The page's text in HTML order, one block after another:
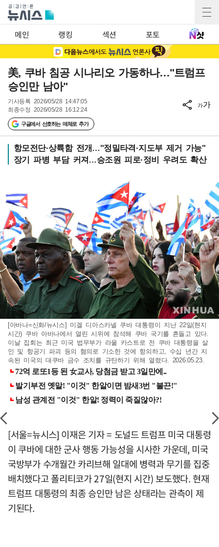
메인 랭킹 섹션 포토
美, 쿠바 침공 시나리오 가동하나…"트럼프
승인만 남아"
기사등록 2026/05/28 14:47:05
최종수정 2026/05/28 16:12:24
구글에서 선호하는 매체로 추가
가가
항모전단·상륙함 전개…"정밀타격·지도부 제거 가능"
장기 파병 부담 커져…승조원 피로·정비 우려도 확산
[아바나=신화/뉴시스] 미겔 디아스카넬 쿠바 대통령이 지난 22일(현지
시간) 쿠바 아바나에서 열린 시위에 참석해 쿠바 국기를 흔들고 있다.
이날 집회는 최근 미국 법무부가 라울 카스트로 전 쿠바 대통령을 살
인 및 항공기 파괴 등의 혐의로 기소한 것에 항의하고, 수십 년간 지
속된 미국의 대쿠바 금수 조치를 규탄하기 위해 열렸다. 2026.05.23.
[서울=뉴시스] 이재은 기자 = 도널드 트럼프 미국 대통령
이 쿠바에 대한 군사 행동 가능성을 시사한 가운데, 미국
국방부가 수개월간 카리브해 일대에 병력과 무기를 집중
배치했다고 폴리티코가 27일(현지 시간) 보도했다. 현재
트럼프 대통령의 최종 승인만 남은 상태라는 관측이 제
기된다.